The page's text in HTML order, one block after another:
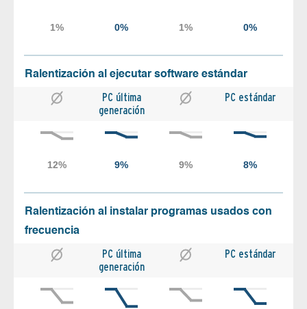
Ralentización al ejecutar software estándar
PC última
generación
PC estándar
Ralentización al instalar programas usados con
frecuencia
PC última
generación
PC estándar